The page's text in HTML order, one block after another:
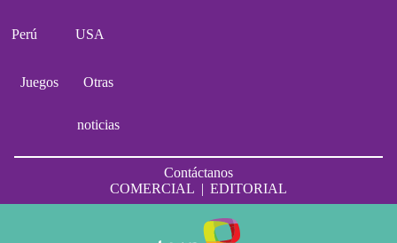
Perú USA
Juegos Otras
noticias
Contáctanos
COMERCIAL | EDITORIAL